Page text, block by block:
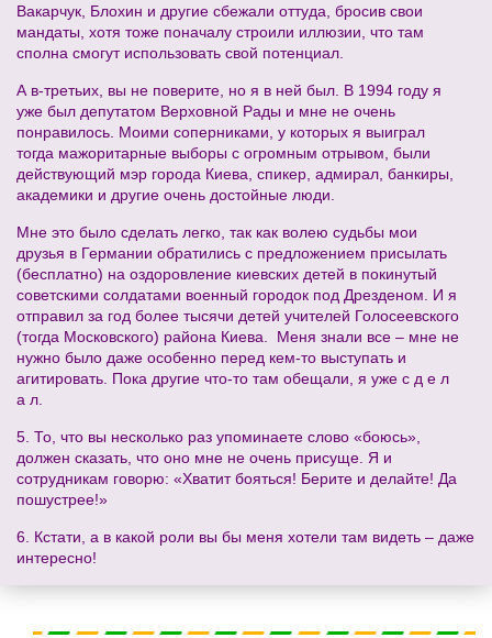
Вакарчук, Блохин и другие сбежали оттуда, бросив свои
мандаты, хотя тоже поначалу строили иллюзии, что там
сполна смогут использовать свой потенциал.
А в-третьих, вы не поверите, но я в ней был. В 1994 году я
уже был депутатом Верховной Рады и мне не очень
понравилось. Моими соперниками, у которых я выиграл
тогда мажоритарные выборы с огромным отрывом, были
действующий мэр города Киева, спикер, адмирал, банкиры,
академики и другие очень достойные люди.
Мне это было сделать легко, так как волею судьбы мои
друзья в Германии обратились с предложением присылать
(бесплатно) на оздоровление киевских детей в покинутый
советскими солдатами военный городок под Дрезденом. И я
отправил за год более тысячи детей учителей Голосеевского
(тогда Московского) района Киева. Меня знали все – мне не
нужно было даже особенно перед кем-то выступать и
агитировать. Пока другие что-то там обещали, я уже с д е л
а л.
5. То, что вы несколько раз упоминаете слово «боюсь»,
должен сказать, что оно мне не очень присуще. Я и
сотрудникам говорю: «Хватит бояться! Берите и делайте! Да
пошустрее!»
6. Кстати, а в какой роли вы бы меня хотели там видеть – даже
интересно!